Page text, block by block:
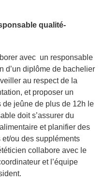
qualité-
avec un responsable
d’un diplôme de bachelier
au respect de la
et proposer un
de jeûne de plus de 12h le
doit s’assurer du
et planifier des
et/ou des suppléments
collabore avec le
et l’équipe